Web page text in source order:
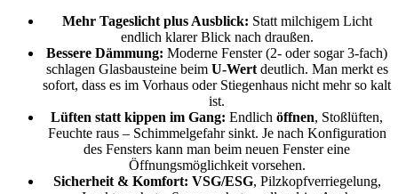
Mehr Tageslicht plus Ausblick: Statt milchigem Licht
endlich klarer Blick nach draußen.
Bessere Dämmung: Moderne Fenster (2- oder sogar 3-fach)
schlagen Glasbausteine beim U-Wertdeutlich. Man merkt es
sofort, dass es im Vorhaus oder Stiegenhaus nicht mehr so kalt
ist.
Lüften statt kippen im Gang: Endlich öffnen, Stoßlüften,
Feuchte raus – Schimmelgefahr sinkt. Je nach Konfiguration
des Fensters kann man beim neuen Fenster eine
Öffnungsmöglichkeit vorsehen.
Sicherheit & Komfort: VSG/ESG, Pilzkopfverriegelung,